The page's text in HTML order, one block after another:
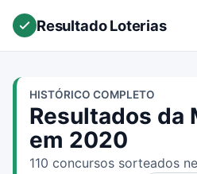
Resultado Loterias
HISTÓRICO COMPLETO
Resultados da
em 2020
110 concursos sorteados